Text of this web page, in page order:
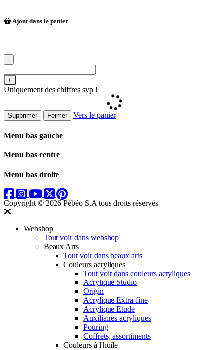
Ajout dans le panier
-
+
Uniquement des chiffres svp !
Supprimer Fermer Vers le panier
Menu bas gauche
Menu bas centre
Menu bas droite
Copyright © 2026 Pébéo S.A tous droits réservés
Webshop
Tout voir dans webshop
Beaux Arts
Tout voir dans beaux arts
Couleurs acryliques
Tout voir dans couleurs acryliques
Acrylique Studio
Origin
Acrylique Extra-fine
Acrylique Etude
Auxiliaires acryliques
Pouring
Coffrets, assortiments
Couleurs à l'huile